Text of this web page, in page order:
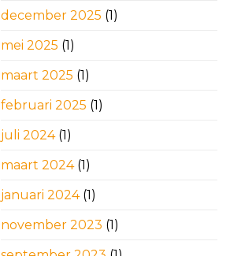
december 2025 (1)
mei 2025 (1)
maart 2025 (1)
februari 2025 (1)
juli 2024(1)
maart 2024(1)
januari 2024(1)
november 2023 (1)